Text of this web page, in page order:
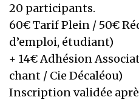
20 participants.
60€ Tarif Plein / 50€
d’emploi, étudiant)
+ 14€ Adhésion
chant / Cie Décaléou)
Inscription validée